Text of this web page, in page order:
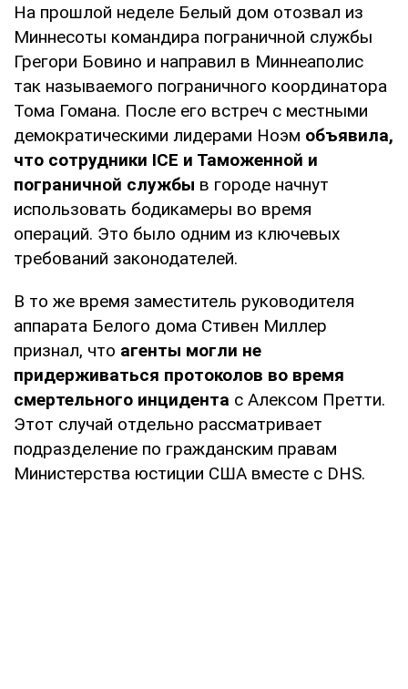
На прошлой неделе Белый дом отозвал из
Миннесоты командира пограничной службы
Грегори Бовино и направил в Миннеаполис
так называемого пограничного координатора
Тома Гомана. После его встреч с местными
демократическими лидерами Ноэм объявила,
что сотрудники ICE и Таможенной и
пограничной службы в городе начнут
использовать бодикамеры во время
операций. Это было одним из ключевых
требований законодателей.
В то же время заместитель руководителя
аппарата Белого дома Стивен Миллер
признал, что агенты могли не
придерживаться протоколов во время
смертельного инцидента с Алексом Претти.
Этот случай отдельно рассматривает
подразделение по гражданским правам
Министерства юстиции США вместе с DHS.